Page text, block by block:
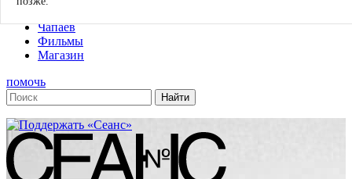
Чапаев
Фильмы
Магазин
помочь